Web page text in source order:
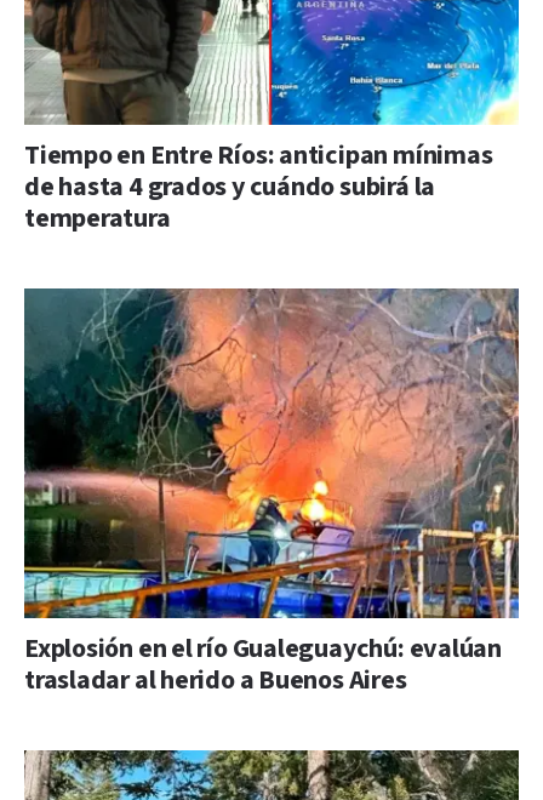
Tiempo en Entre Ríos: anticipan mínimas
de hasta 4 grados y cuándo subirá la
temperatura
Explosión en el río Gualeguaychú: evalúan
trasladar al herido a Buenos Aires